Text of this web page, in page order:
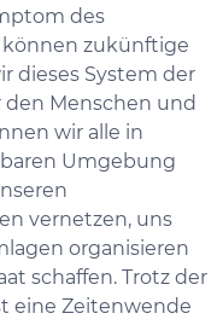
des
können zukünftige
dieses System der
Menschen und
wir alle in
Umgebung
vernetzen, uns
organisieren
schaffen. Trotz der
eine Zeitenwende